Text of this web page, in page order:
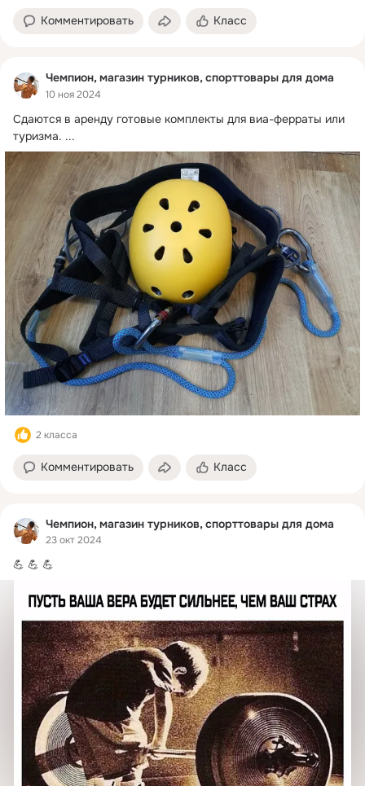
очень удобен для не больших комнат. Брусья регулируются по ширине
Комментировать Класс
Чемпион, магазин турников, спорттовары для дома
10 ноя 2024
Сдаются в аренду готовые комплекты для виа-ферраты или
туризма. ...
2 класса
Комментировать Класс
Чемпион, магазин турников, спорттовары для дома
23 окт 2024
💪 💪 💪